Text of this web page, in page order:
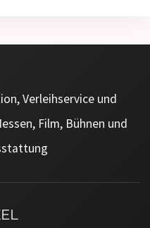
Verleihservice und
Film, Bühnen und